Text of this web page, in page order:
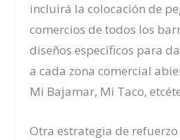
incluirá la colocación de
comercios de todos los
diseños específicos para
a cada zona comercial
Mi Bajamar, Mi Taco,
Otra estrategia de